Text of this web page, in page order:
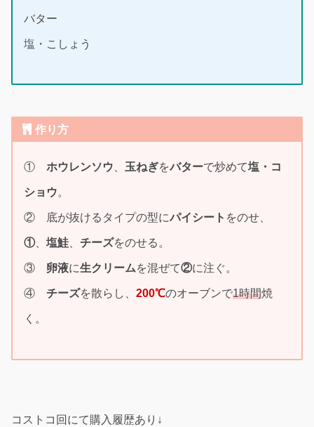
バター
塩・こしょう
作り方
① ホウレンソウ、 玉ねぎをバターで炒めて塩・コ
ショウ。
② 底が抜けるタイプの型にパイシート をのせ、
①、 塩鮭、 チーズをのせる。
③ 卵液に生クリームを混ぜて②に注ぐ。
④ チーズを散らし、 200℃のオーブンで1時間焼
く。
コストコ回にて購入履歴あり↓